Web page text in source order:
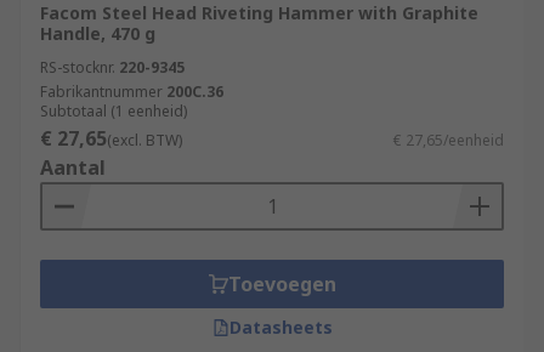
Facom Steel Head Riveting Hammer with Graphite
Handle, 470 g
RS-stocknr. 220-9345
Fabrikantnummer 200C.36
Subtotaal (1 eenheid)
€ 27,65(excl. BTW) € 27,65/eenheid
Aantal
Toevoegen
Datasheets